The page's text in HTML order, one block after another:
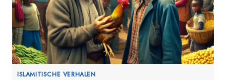
ISLAMITISCHE VERHALEN